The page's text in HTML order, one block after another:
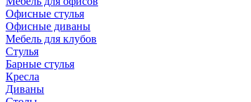
Офисные стулья
Офисные диваны
Мебель для клубов
Стулья
Барные стулья
Кресла
Диваны